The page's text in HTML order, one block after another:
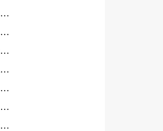
幼儿园大班游戏教案(15篇)
有关幼儿园小班健康教案(7篇)
幼儿大班教学工作计划范文（精选12篇）
幼儿园教师学习师德师风心得体会6篇
【精华】幼儿教学工作计划十篇
幼儿园老师教学计划通用11篇
精选幼儿教学工作计划范文十篇